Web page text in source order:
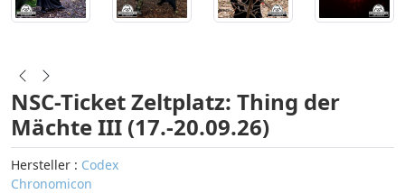
NSC-Ticket Zeltplatz: Thing der
Mächte III (17.-20.09.26)
Hersteller : Codex
Chronomicon